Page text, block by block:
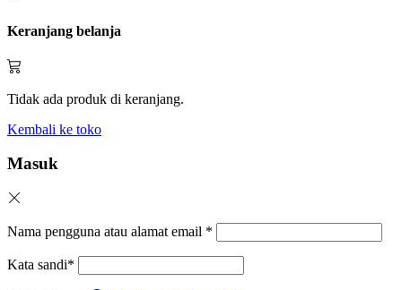
Keranjang belanja
Tidak ada produk di keranjang.
Kembali ke toko
Masuk
Nama pengguna atau alamat email *
Kata sandi*